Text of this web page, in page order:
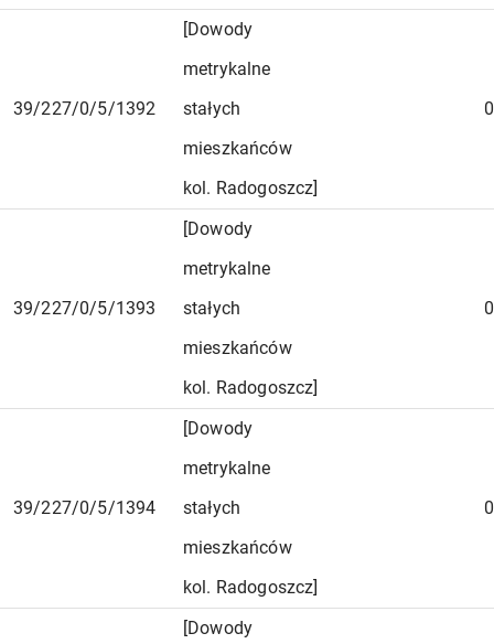
39/227/0/5/1392
[Dowody
metrykalne
stałych
mieszkańców
kol. Radogoszcz]
0
39/227/0/5/1393
[Dowody
metrykalne
stałych
mieszkańców
kol. Radogoszcz]
0
39/227/0/5/1394
[Dowody
metrykalne
stałych
mieszkańców
kol. Radogoszcz]
0
[Dowody